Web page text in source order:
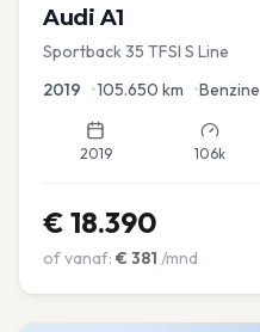
Audi A1
Sportback 35 TFSI S Line
2019 •105.650 km •Benzine
2019 106k
€ 18.390
of vanaf: € 381 /mnd